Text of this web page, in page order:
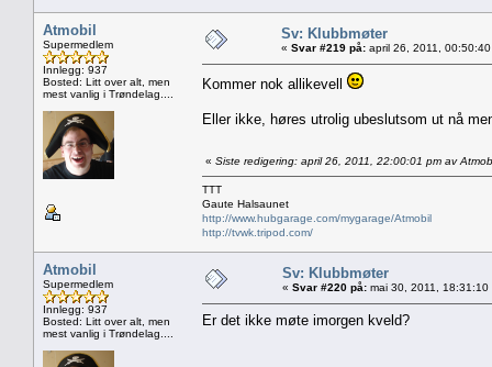
Atmobil
Supermedlem
Innlegg: 937
Bosted: Litt over alt, men
mest vanlig i Trøndelag....
Sv: Klubbmøter
« Svar #219 på: april 26, 2011,
Kommer nok allikevell
Eller ikke, høres utrolig ubeslutsom ut nå
« Siste redigering: april 26, 2011, 22:00:01 pm av
TTT
Gaute Halsaunet
http://www.hubgarage.com/mygarage/Atmobil
http://tvwk.tripod.com/
Atmobil
Supermedlem
Innlegg: 937
Bosted: Litt over alt, men
mest vanlig i Trøndelag....
Sv: Klubbmøter
« Svar #220 på: mai 30, 2011, 18:31:10
Er det ikke møte imorgen kveld?